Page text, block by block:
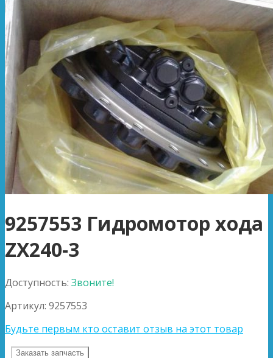
9257553 Гидромотор хода
ZX240-3
Доступность: Звоните!
Артикул: 9257553
Будьте первым кто оставит отзыв на этот товар
Заказать запчасть